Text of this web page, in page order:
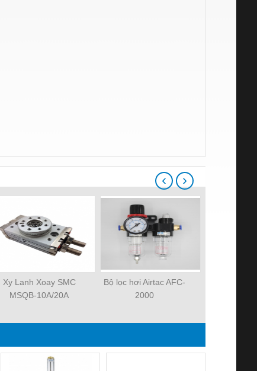
Xy Lanh Xoay SMC
MSQB-10A/20A
Bộ lọc hơi Airtac AFC-
2000
‹ ›